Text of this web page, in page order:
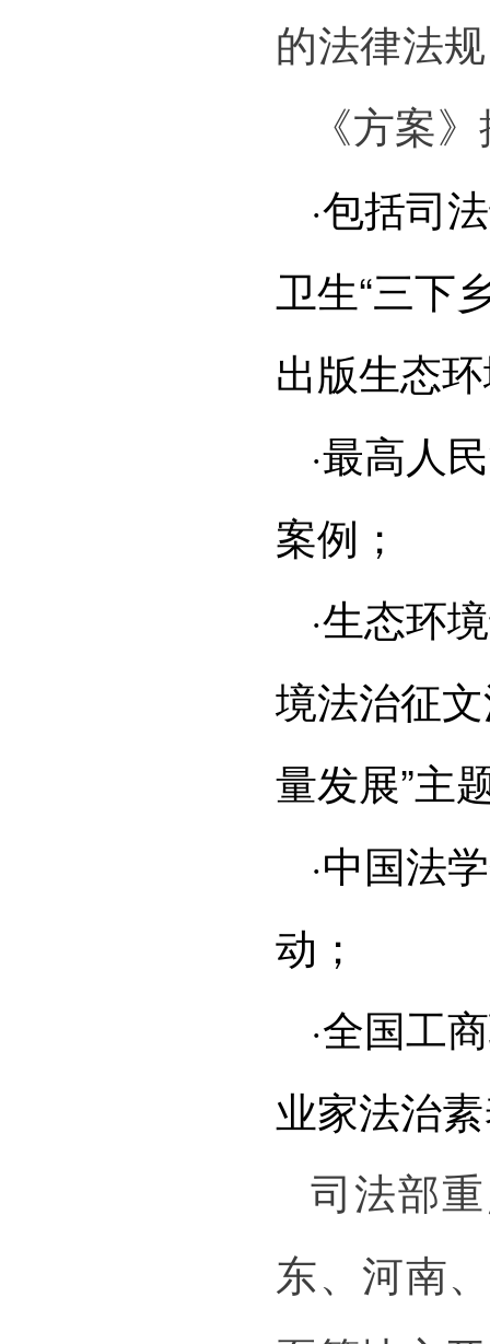
的法律法
《方案
·包括司
卫生“三下
出版生态
·最高人
案例；
·生态环
境法治征
量发展”主
·中国法
动；
·全国工
业家法治
司法部
东、河南